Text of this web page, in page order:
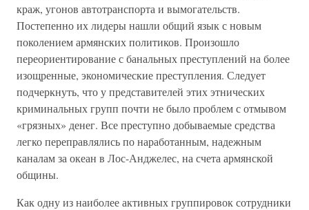
краж, угонов автотранспорта и вымогательств.
Постепенно их лидеры нашли общий язык с новым
поколением армянских политиков. Произошло
переориентирование с банальных преступлений на более
изощренные, экономические преступления. Следует
подчеркнуть, что у представителей этих этнических
криминальных групп почти не было проблем с отмывом
«грязных» денег. Все преступно добываемые средства
легко переправлялись по наработанным, надежным
каналам за океан в Лос-Анджелес, на счета армянской
общины.
Как одну из наиболее активных группировок сотрудники